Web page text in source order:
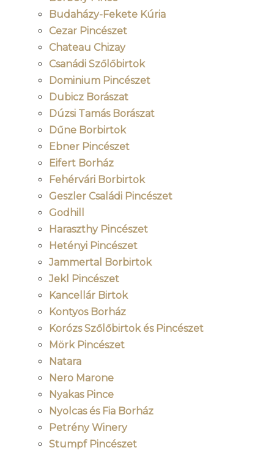
Budaházy-Fekete Kúria
Cezar Pincészet
Chateau Chizay
Csanádi Szőlőbirtok
Dominium Pincészet
Dubicz Borászat
Dúzsi Tamás Borászat
Dűne Borbirtok
Ebner Pincészet
Eifert Borház
Fehérvári Borbirtok
Geszler Családi Pincészet
Godhill
Haraszthy Pincészet
Hetényi Pincészet
Jammertal Borbirtok
Jekl Pincészet
Kancellár Birtok
Kontyos Borház
Korózs Szőlőbirtok és Pincészet
Mörk Pincészet
Natara
Nero Marone
Nyakas Pince
Nyolcas és Fia Borház
Petrény Winery
Stumpf Pincészet